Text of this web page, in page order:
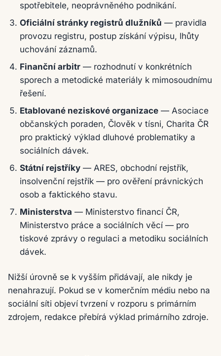
spotřebitele, neoprávněného podnikání.
Oficiální stránky registrů dlužníků — pravidla
provozu registru, postup získání výpisu, lhůty
uchování záznamů.
Finanční arbitr — rozhodnutí v konkrétních
sporech a metodické materiály k mimosoudnímu
řešení.
Etablované neziskové organizace — Asociace
občanských poraden, Člověk v tísni, Charita ČR
pro praktický výklad dluhové problematiky a
sociálních dávek.
Státní rejstříky — ARES, obchodní rejstřík,
insolvenční rejstřík — pro ověření právnických
osob a faktického stavu.
Ministerstva — Ministerstvo financí ČR,
Ministerstvo práce a sociálních věcí — pro
tiskové zprávy o regulaci a metodiku sociálních
dávek.
Nižší úrovně se k vyšším přidávají, ale nikdy je
nenahrazují. Pokud se v komerčním médiu nebo na
sociální síti objeví tvrzení v rozporu s primárním
zdrojem, redakce přebírá výklad primárního zdroje.